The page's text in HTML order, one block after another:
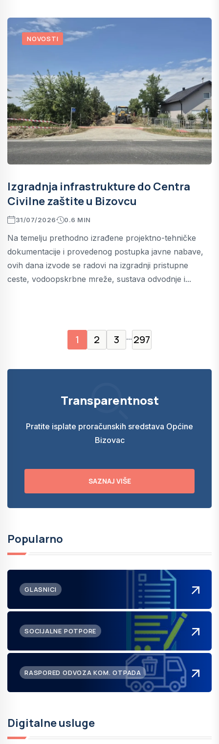
NOVOSTI
Izgradnja infrastrukture do Centra
Civilne zaštite u Bizovcu
31/07/2026 0.6 MIN
Na temelju prethodno izrađene projektno-tehničke
dokumentacije i provedenog postupka javne nabave,
ovih dana izvode se radovi na izgradnji pristupne
ceste, vodoopskrbne mreže, sustava odvodnje i...
1 2 3 ... 297
Transparentnost
Pratite isplate proračunskih sredstava Općine
Bizovac
SAZNAJ VIŠE
Popularno
GLASNICI
SOCIJALNE POTPORE
RASPORED ODVOZA KOM. OTPADA
Digitalne usluge